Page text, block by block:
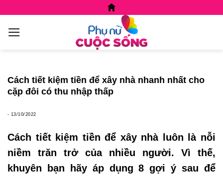
content
Cách tiết kiệm tiền để xây nhà nhanh nhất cho
cặp đôi có thu nhập thấp
- 13/10/2022
Cách tiết kiệm tiền để xây nhà luôn là nỗi
niềm trăn trở của nhiều người. Vì thế,
khuyên bạn hãy áp dụng 8 gợi ý sau để